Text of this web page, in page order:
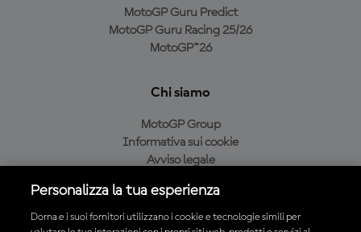
MotoGP Guru Predict
MotoGP Guru Racing 25/26
MotoGP™26
Chi siamo
MotoGP Group
Informativa sui cookie
Avviso legale
Condizioni di acquisto
Personalizza la tua esperienza
Dorna e i suoi fornitori utilizzano i cookie e tecnologie simili per